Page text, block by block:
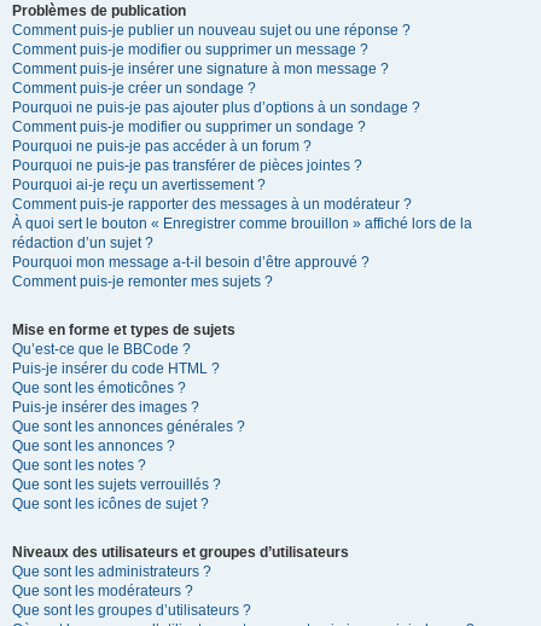
Problèmes de publication
Comment puis-je publier un nouveau sujet ou une réponse ?
Comment puis-je modifier ou supprimer un message ?
Comment puis-je insérer une signature à mon message ?
Comment puis-je créer un sondage ?
Pourquoi ne puis-je pas ajouter plus d’options à un sondage ?
Comment puis-je modifier ou supprimer un sondage ?
Pourquoi ne puis-je pas accéder à un forum ?
Pourquoi ne puis-je pas transférer de pièces jointes ?
Pourquoi ai-je reçu un avertissement ?
Comment puis-je rapporter des messages à un modérateur ?
À quoi sert le bouton « Enregistrer comme brouillon » affiché lors de la
rédaction d’un sujet ?
Pourquoi mon message a-t-il besoin d’être approuvé ?
Comment puis-je remonter mes sujets ?
Mise en forme et types de sujets
Qu’est-ce que le BBCode ?
Puis-je insérer du code HTML ?
Que sont les émoticônes ?
Puis-je insérer des images ?
Que sont les annonces générales ?
Que sont les annonces ?
Que sont les notes ?
Que sont les sujets verrouillés ?
Que sont les icônes de sujet ?
Niveaux des utilisateurs et groupes d’utilisateurs
Que sont les administrateurs ?
Que sont les modérateurs ?
Que sont les groupes d’utilisateurs ?